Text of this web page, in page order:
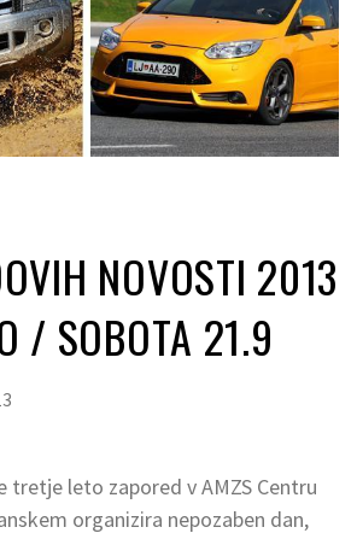
NOVOSTI 2013
/ SOBOTA 21.9
tretje leto zapored v AMZS Centru
organizira nepozaben dan,